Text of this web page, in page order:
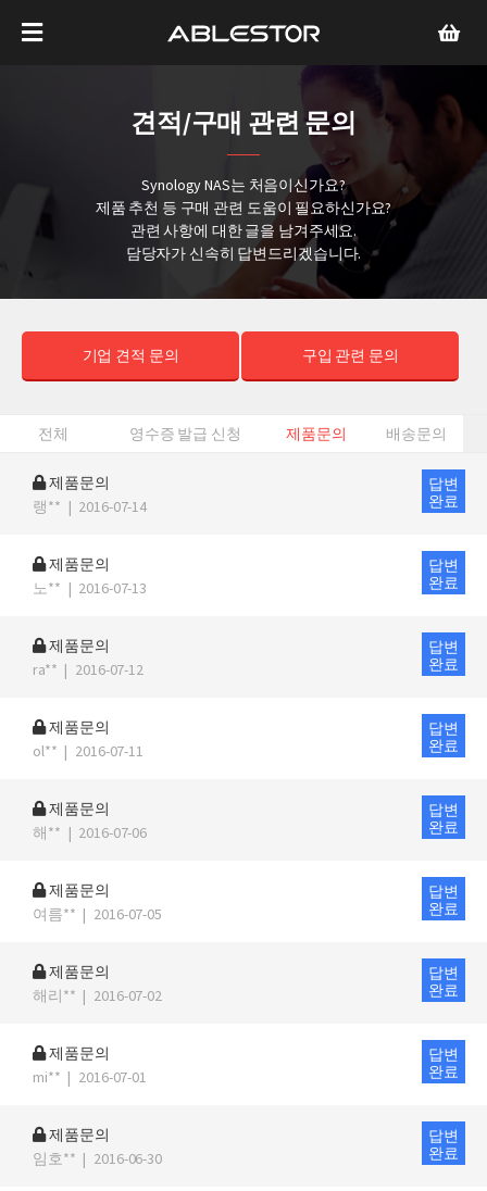
견적/구매 관련 문의
Synology NAS는 처음이신가요?
제품 추천 등 구매 관련 도움이 필요하신가요?
관련 사항에 대한 글을 남겨주세요.
담당자가 신속히 답변드리겠습니다.
기업 견적 문의 구입 관련 문의
전체 영수증 발급 신청 제품문의 배송문의
제품문의
랭** | 2016-07-14
답변
완료
제품문의
노** | 2016-07-13
답변
완료
제품문의
ra** | 2016-07-12
답변
완료
제품문의
ol** | 2016-07-11
답변
완료
제품문의
해** | 2016-07-06
답변
완료
제품문의
여름** | 2016-07-05
답변
완료
제품문의
해리** | 2016-07-02
답변
완료
제품문의
mi** | 2016-07-01
답변
완료
제품문의
임호** | 2016-06-30
답변
완료